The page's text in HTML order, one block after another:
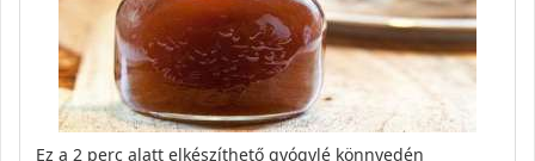
Ez a 2 perc alatt elkészíthető gyógylé könnyedén